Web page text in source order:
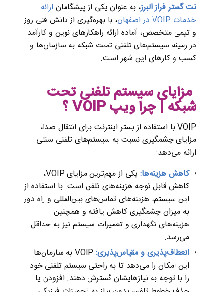
نت گستر فراز البرز، به عنوان یکی از پیشگامان ارائه
خدمات VOIP در اصفهان
، با بهره‌گیری از دانش فنی روز
و تیمی متخصص، آماده ارائه راهکارهای نوین و کارآمد
در زمینه سیستم‌های تلفنی تحت شبکه به سازمان‌ها و
کسب و کارهای این شهر است.
مزایای سیستم تلفنی تحت
شبکه | چرا ویپ VOIP ؟
VOIP با استفاده از بستر اینترنت برای انتقال صدا،
مزایای چشمگیری نسبت به سیستم‌های تلفنی سنتی
ارائه می‌دهد:
کاهش هزینه‌ها:
یکی از مهم‌ترین مزایای VOIP،
کاهش قابل توجه هزینه‌های تلفن است. با استفاده از
این سیستم، هزینه‌های تماس‌های بین‌المللی و راه دور
به میزان چشمگیری کاهش یافته و همچنین
هزینه‌های نگهداری و تعمیرات سیستم نیز به حداقل
می‌رسد.
انعطاف‌پذیری و مقیاس‌پذیری:
VOIP به سازمان‌ها
این امکان را می‌دهد تا به راحتی سیستم تلفنی خود
را با توجه به نیازهایشان گسترش دهند. افزودن یا